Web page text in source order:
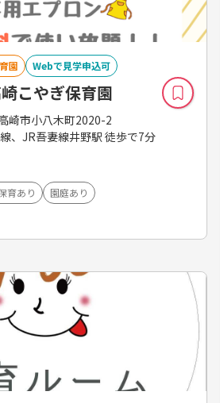
園 Webで見学申込可
こやぎ保育園
崎市小八木町2020-2
、JR吾妻線井野駅 徒歩で7分
育あり
園庭あり